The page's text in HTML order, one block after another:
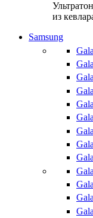
из
Samsung